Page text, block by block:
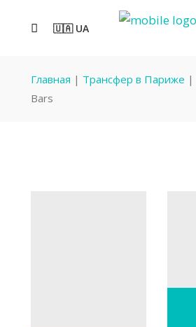
🇺🇦 UA
Главная | Трансфер в Париже |
Bars